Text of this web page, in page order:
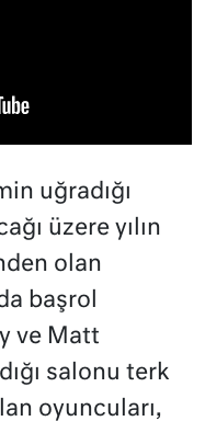
uğradığı
üzere yılın
olan
başrol
ve Matt
salonu terk
oyuncuları,